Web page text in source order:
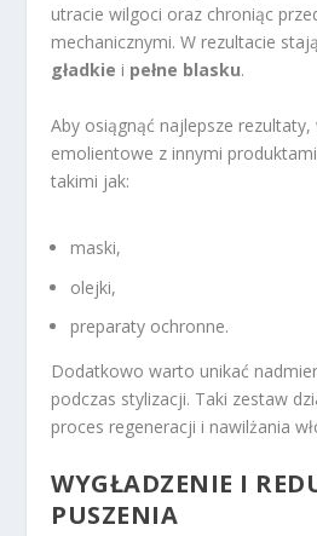
utracie wilgoci oraz chroniąc
mechanicznymi. W rezultacie
gładkie i pełne blasku.
Aby osiągnąć najlepsze rezultaty,
emolientowe z innymi
takimi jak:
maski,
olejki,
preparaty ochronne.
Dodatkowo warto unikać
podczas stylizacji. Taki zestaw
proces regeneracji i nawilżania
WYGŁADZENIE I
PUSZENIA